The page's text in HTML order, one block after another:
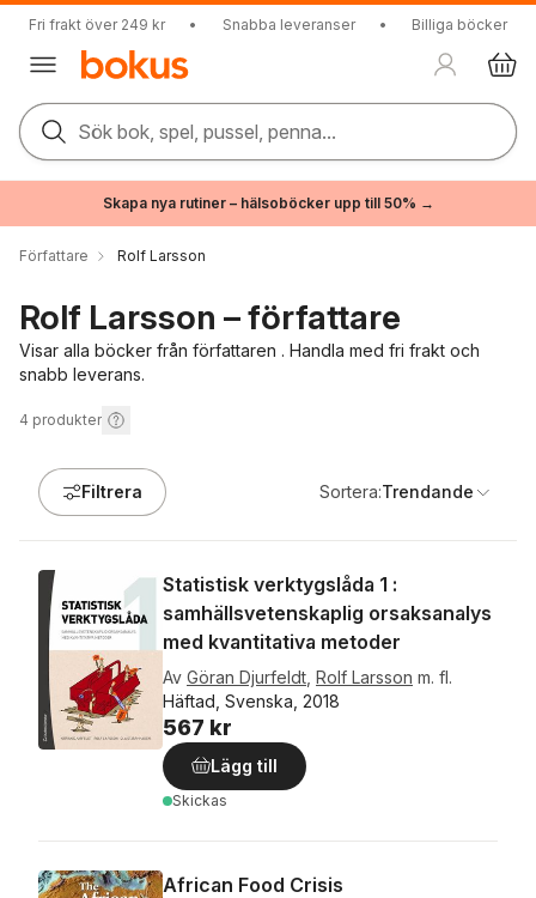
Fri frakt över 249 kr • Snabba leveranser • Billiga böcker
Sök bok, spel, pussel, penna...
Skapa nya rutiner – hälsoböcker upp till 50% →
Författare Rolf Larsson
Rolf Larsson – författare
Visar alla böcker från författaren . Handla med fri frakt och
snabb leverans.
4 produkter
Filtrera Sortera:Trendande
Statistisk verktygslåda 1 :
samhällsvetenskaplig orsaksanalys
med kvantitativa metoder
Av Göran Djurfeldt Rolf Larsson m. fl.
Häftad, Svenska, 2018
567 kr
Lägg till
Skickas
African Food Crisis